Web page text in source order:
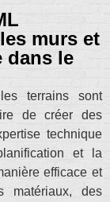
murs et
dans le
terrains sont
de créer des
technique
et la
efficace et
matériaux, des